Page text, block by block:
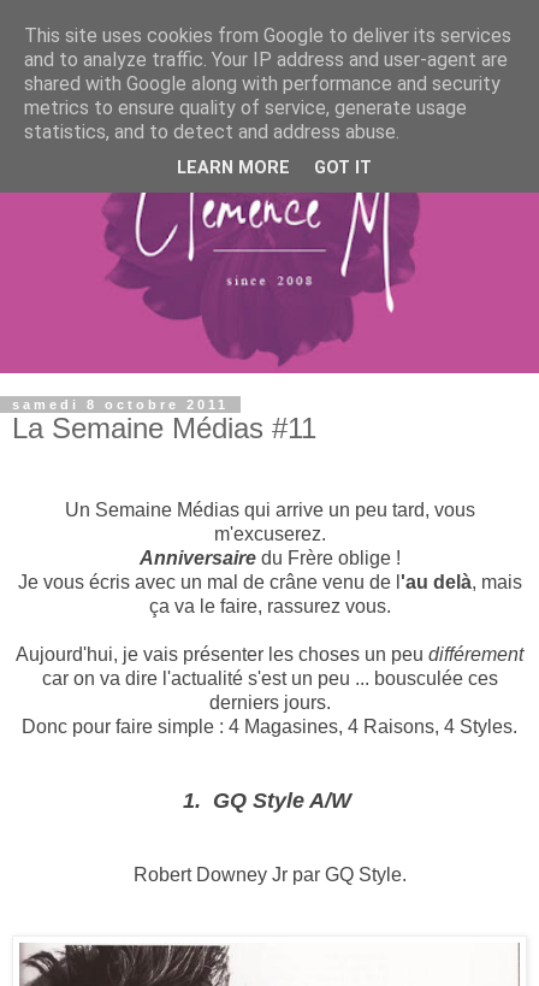
samedi 8 octobre 2011
La Semaine Médias #11
Un Semaine Médias qui arrive un peu tard, vous
m'excuserez.
Anniversairedu Frère oblige !
Je vous écris avec un mal de crâne venu de l 'au delà, mais
ça va le faire, rassurez vous.
Aujourd'hui, je vais présenter les choses un peu différement
car on va dire l'actualité s'est un peu ... bousculée ces
derniers jours.
Donc pour faire simple : 4 Magasines, 4 Raisons, 4 Styles.
1. GQ Style A/W
Robert Downey Jr par GQ Style.
This site uses cookies from Google to deliver its services
and to analyze traffic. Your IP address and user-agent are
shared with Google along with performance and security
metrics to ensure quality of service, generate usage
statistics, and to detect and address abuse.
LEARN MORE GOT IT